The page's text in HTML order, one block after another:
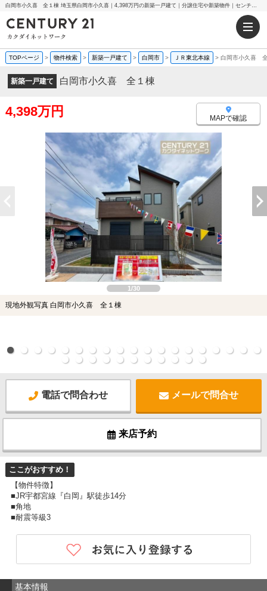
白岡市小久喜 全１棟 埼玉県白岡市小久喜｜4,398万円の新築一戸建て｜分譲住宅や新築物件｜センチュリー21カクダイネットワーク
TOPページ > 物件検索 > 新築一戸建て > 白岡市 > ＪＲ東北本線 > 白岡市小久喜
新築一戸建て 白岡市小久喜 全１棟
4,398万円 MAPで確認
1/30
現地外観写真 白岡市小久喜 全１棟
電話で問合わせ メールで問合せ
来店予約
ここがおすすめ！
【物件特徴】
■JR宇都宮線『白岡』駅徒歩14分
■角地
■耐震等級3
基本情報